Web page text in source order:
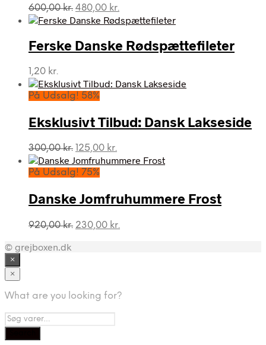
600,00kr. Den
oprindelige
var:
600,00 kr..
480,00 kr.
aktuelle
er:
480,00 kr..
Ferske Danske Rødspættefileter
1,20 kr.
På Udsalg! 58%
Eksklusivt Tilbud: Dansk Lakseside
300,00kr. Den
oprindelige
pris
300,00 kr..
125,00 kr.
aktuelle
125,00 kr..
På Udsalg! 75%
Danske Jomfruhummere Frost
920,00kr. Den
230,00 kr.
© grejboxen.dk
×
×
What are you looking for?